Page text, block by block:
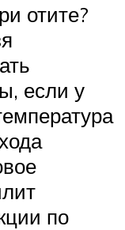
отите?
если у
по